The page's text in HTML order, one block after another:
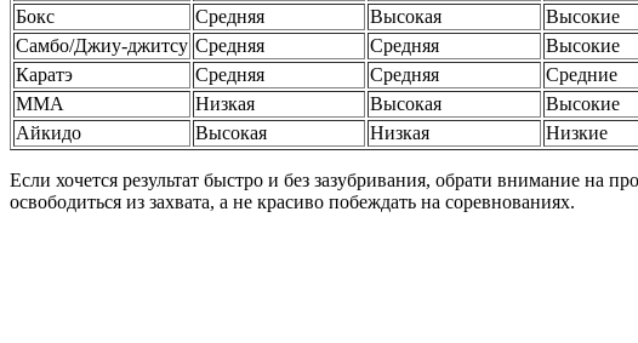
Бокс
Средняя Высокая
Высокие
Самбо/Джиу-джитсу Средняя Средняя
Высокие
Каратэ
Средняя Средняя
Средние
ММА
Низкая Высокая
Высокие
Айкидо
Высокая Низкая Низкие
Если хочется результат быстро и без зазубривания, обрати внимание
освободиться из захвата, а не красиво побеждать на соревнованиях.